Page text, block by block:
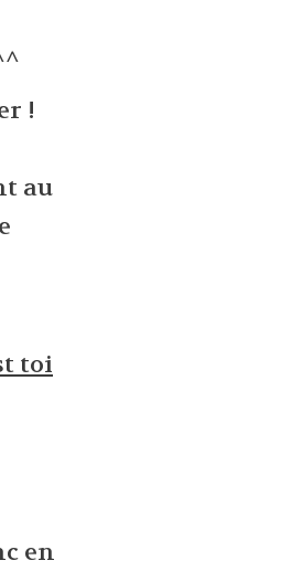
!
au
toi
en